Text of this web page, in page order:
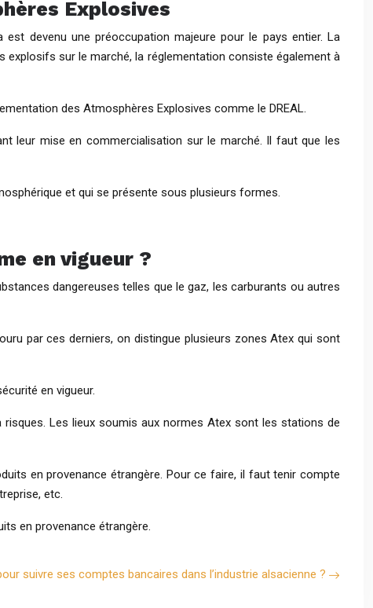
Explosives
devenu une préoccupation majeure pour le pays entier. La
explosifs sur le marché, la réglementation consiste également à
des Atmosphères Explosives comme le DREAL.
leur mise en commercialisation sur le marché. Il faut que les
et qui se présente sous plusieurs formes.
en vigueur ?
dangereuses telles que le gaz, les carburants ou autres
par ces derniers, on distingue plusieurs zones Atex qui sont
en vigueur.
Les lieux soumis aux normes Atex sont les stations de
en provenance étrangère. Pour ce faire, il faut tenir compte
etc.
en provenance étrangère.
suivre ses comptes bancaires dans l’industrie alsacienne ?